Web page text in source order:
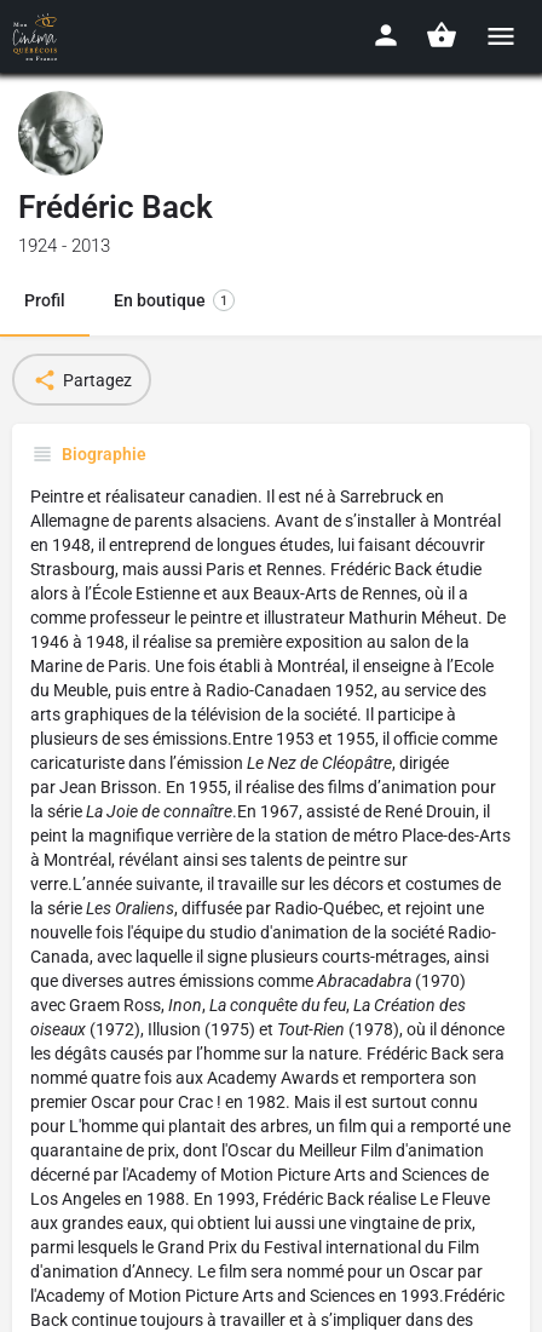
Frédéric Back
1924 - 2013
Profil En boutique 1
Partagez
Biographie
Peintre et réalisateur canadien. Il est né à Sarrebruck en
Allemagne de parents alsaciens. Avant de s’installer à Montréal
en 1948, il entreprend de longues études, lui faisant découvrir
Strasbourg, mais aussi Paris et Rennes. Frédéric Back étudie
alors à l’École Estienne et aux Beaux-Arts de Rennes, où il a
comme professeur le peintre et illustrateur Mathurin Méheut. De
1946 à 1948, il réalise sa première exposition au salon de la
Marine de Paris. Une fois établi à Montréal, il enseigne à l’Ecole
du Meuble, puis entre à Radio-Canadaen 1952, au service des
arts graphiques de la télévision de la société. Il participe à
plusieurs de ses émissions.Entre 1953 et 1955, il officie comme
caricaturiste dans l’émission Le Nez de Cléopâtre, dirigée
par Jean Brisson. En 1955, il réalise des films d’animation pour
la sérieLa Joiede connaître.En 1967, assisté de René Drouin, il
peint la magnifique verrière de la station de métro Place-des-Arts
à Montréal, révélant ainsi ses talents de peintre sur
verre.L’année suivante, il travaille sur les décors et costumes de
la sérieLes Oraliens, diffusée par Radio-Québec, et rejoint une
nouvelle fois l'équipe du studio d'animation de la société Radio-
Canada, avec laquelle il signe plusieurs courts-métrages, ainsi
que diverses autres émissions commeAbracadabra (1970)
avec Graem Ross,Inon,La conquête du feu,La Création des
oiseaux (1972), Illusion (1975) et Tout-Rien (1978), où il dénonce
les dégâts causés par l’homme sur la nature. Frédéric Back sera
nommé quatre fois aux Academy Awards et remportera son
premier Oscar pour Crac ! en 1982. Mais il est surtout connu
pour L'homme qui plantait des arbres, un film qui a remporté une
quarantaine de prix, dont l'Oscar du Meilleur Film d'animation
décerné par l'Academy of Motion Picture Arts and Sciences de
Los Angeles en 1988. En 1993, Frédéric Back réalise Le Fleuve
aux grandes eaux, qui obtient lui aussi une vingtaine de prix,
parmi lesquels le Grand Prix du Festival international du Film
d'animation d’Annecy. Le film sera nommé pour un Oscar par
l'Academy of Motion Picture Arts and Sciences en 1993.Frédéric
Back continue toujours à travailler et à s’impliquer dans des